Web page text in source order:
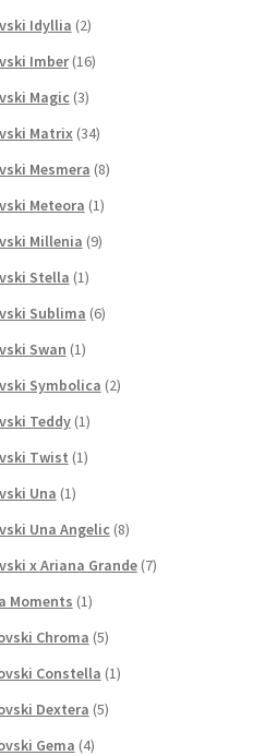
Idyllia (2)
Imber (16)
Magic (3)
Matrix (34)
Mesmera (8)
Meteora (1)
Millenia (9)
Stella (1)
Sublima (6)
Swan (1)
Symbolica (2)
Teddy (1)
Twist (1)
Una (1)
Una Angelic (8)
x Ariana Grande (7)
Moments (1)
Chroma (5)
Constella (1)
Dextera (5)
Gema (4)